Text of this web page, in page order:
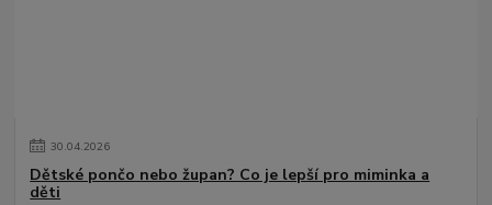
30.04.2026
Dětské pončo nebo župan? Co je lepší pro miminka a
děti